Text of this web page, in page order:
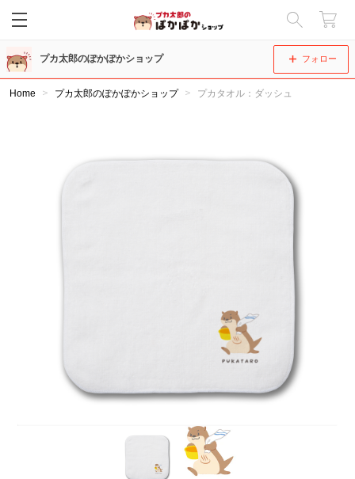
閉じる
プカ太郎のぽかぽかショップ フォロー
Home プカ太郎のぽかぽかショップ プカタオル：ダッシュ